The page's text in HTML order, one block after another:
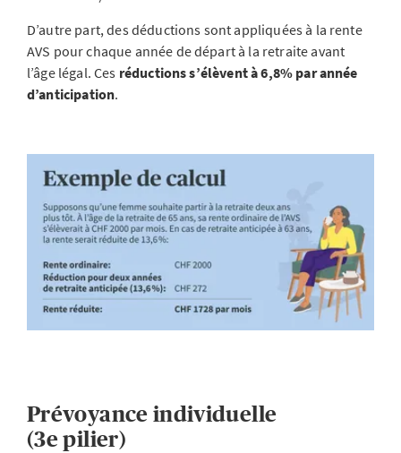
D’autre part, des déductions sont appliquées à la rente
AVS pour chaque année de départ à la retraite avant
l’âge légal. Ces réductions s’élèvent à 6,8% par année
d’anticipation.
Prévoyance individuelle
(3e pilier)